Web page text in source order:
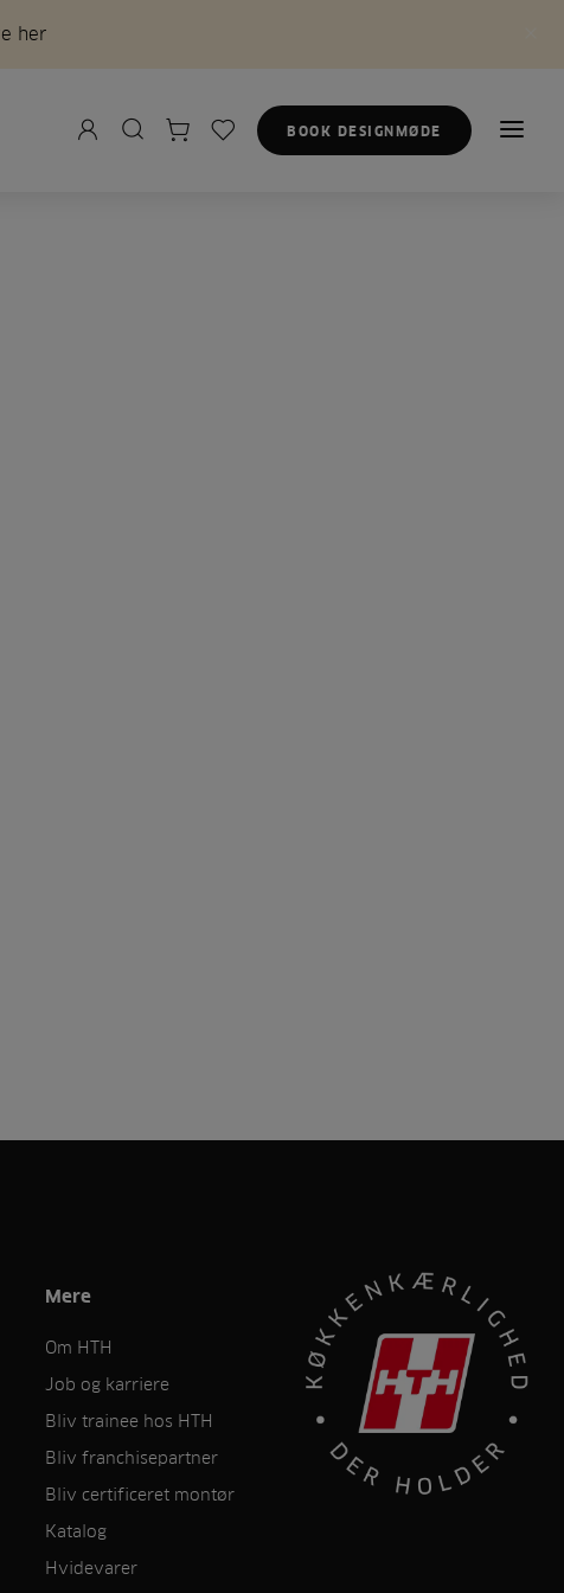
her
BOOK DESIGNMØDE
Mere
Om HTH
Job og karriere
Bliv trainee hos HTH
Bliv franchisepartner
Bliv certificeret montør
Katalog
Hvidevarer